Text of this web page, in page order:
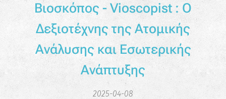
Βιοσκόπος - Vioscopist : Ο
Δεξιοτέχνης της Ατομικής
Ανάλυσης και Εσωτερικής
Ανάπτυξης
2025-04-08